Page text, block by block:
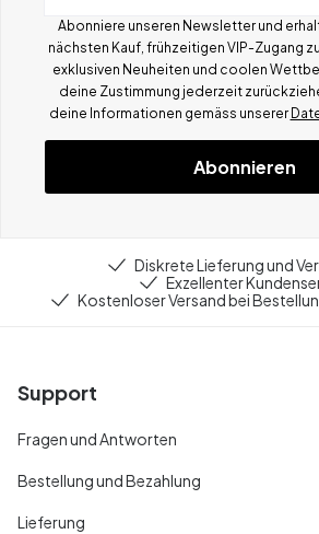
Abonniere unseren Newsletter und
nächsten Kauf, frühzeitigen VIP-Zugang
exklusiven Neuheiten und coolen
deine Zustimmung jederzeit
deine Informationen gemäss unserer
Abonnieren
Diskrete Lieferung und
Exzellenter
Kostenloser Versand bei
Support
Fragen und Antworten
Bestellung und Bezahlung
Lieferung